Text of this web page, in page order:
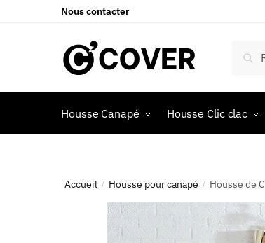
Nous contacter
Housse Canapé Housse Clic clac
Accueil / Housse pour canapé / Housse de